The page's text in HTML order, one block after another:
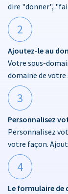
dire "donner",
2
Ajoutez-le au
Votre sous-
domaine de votre
3
Personnalisez
Personnalisez
votre façon.
4
Le formulaire de